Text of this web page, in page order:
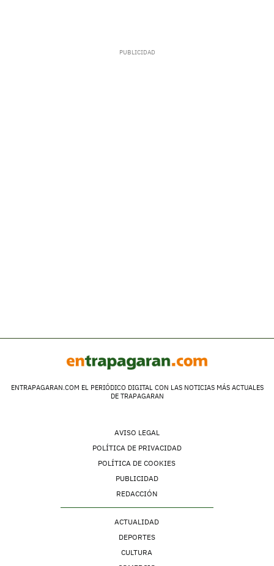
ENTRAPAGARAN.COM EL PERIÓDICO DIGITAL CON LAS NOTICIAS MÁS ACTUALES
DE TRAPAGARAN
AVISO LEGAL
POLÍTICA DE PRIVACIDAD
POLÍTICA DE COOKIES
PUBLICIDAD
REDACCIÓN
ACTUALIDAD
DEPORTES
CULTURA